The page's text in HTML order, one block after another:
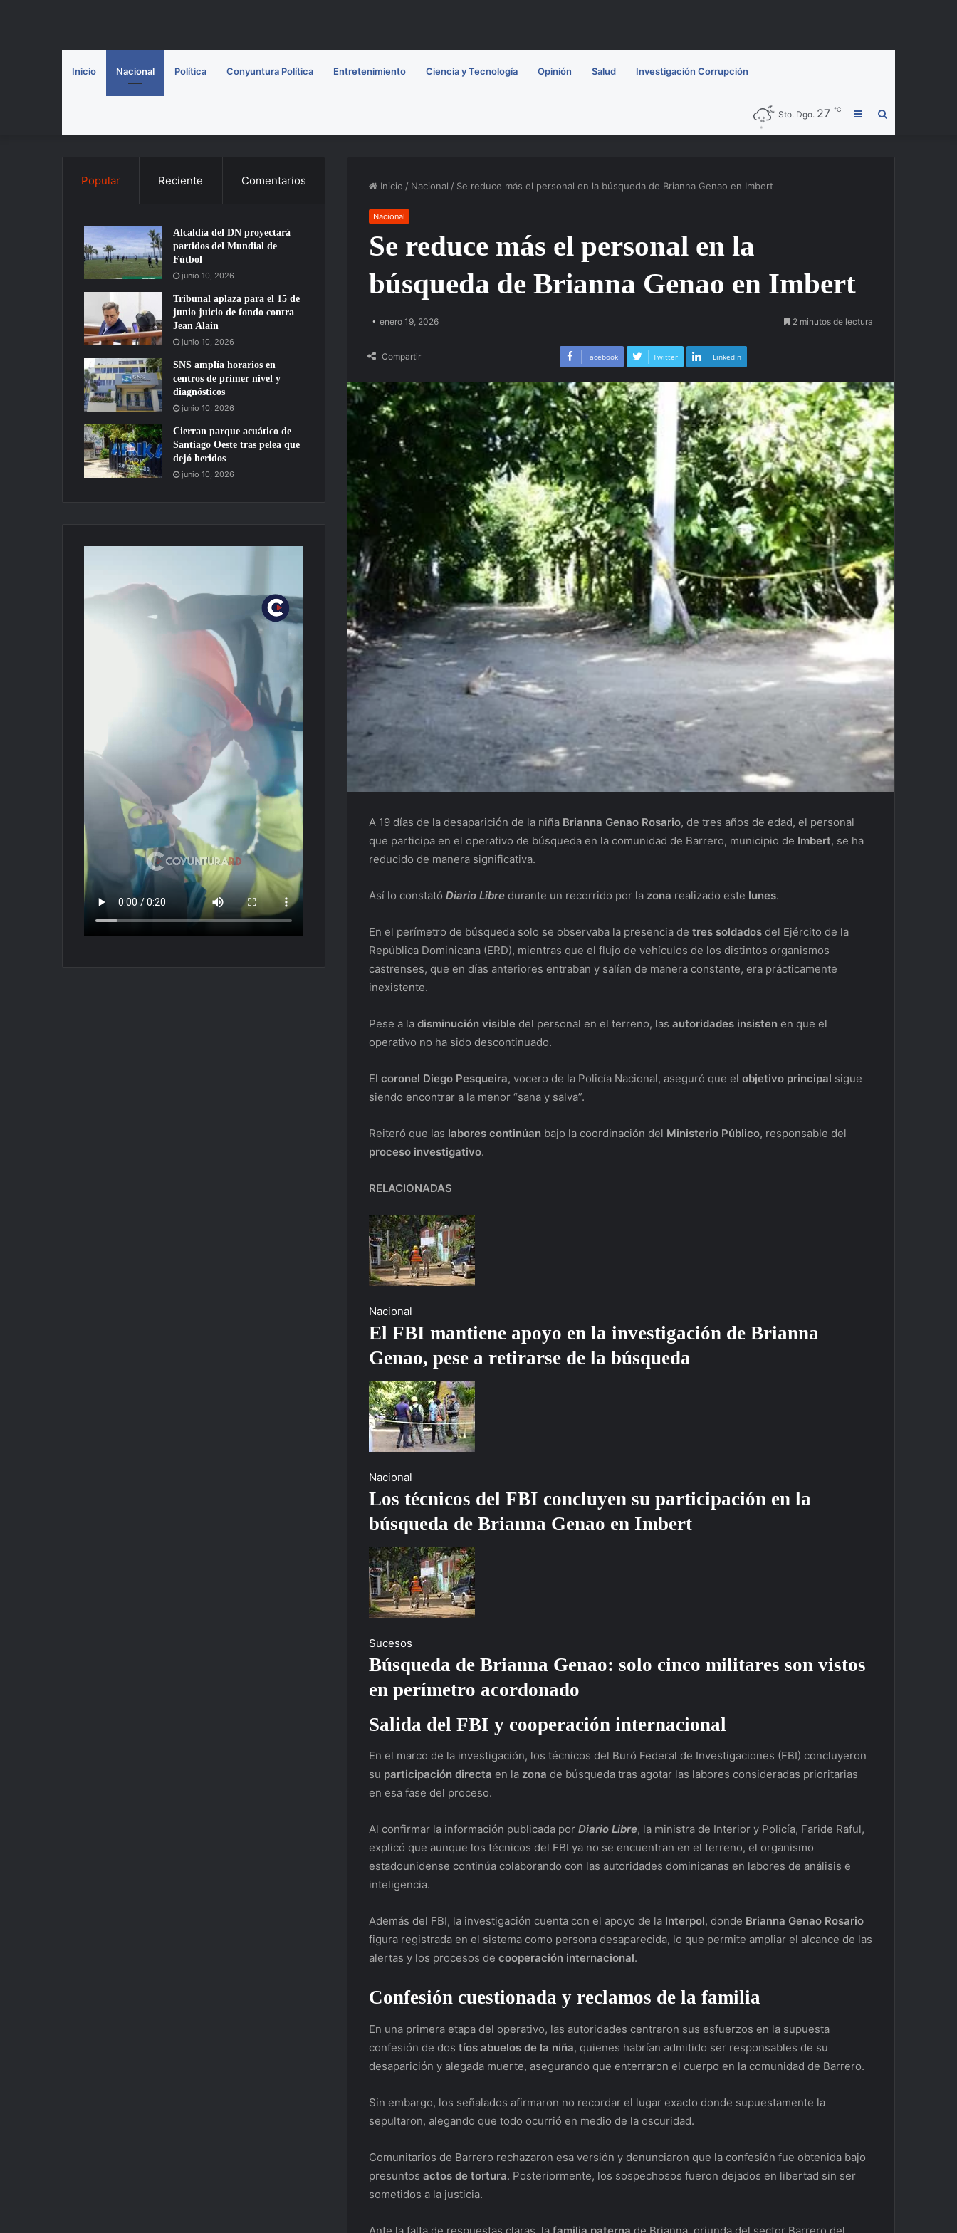
Inicio Nacional Política Conyuntura Política Entretenimiento Ciencia y Tecnología Opinión Salud Investigación Corrupción
Barra
Sto. Dgo. 27 ℃
Inicio / Nacional / Se reduce más el personal en la búsqueda de Brianna Genao en Imbert
Nacional
Se reduce más el personal en la
búsqueda de Brianna Genao en Imbert
enero 19, 2026 2 minutos de lectura
Compartir Facebook Twitter LinkedIn
A 19 días de la desaparición de la niña Brianna Genao Rosario, de tres años de edad, el personal
que participa en el operativo de búsqueda en la comunidad de Barrero, municipio de Imbert, se ha
reducido de manera significativa.
Así lo constató Diario Libre durante un recorrido por la zona realizado este lunes.
En el perímetro de búsqueda solo se observaba la presencia de tres soldados del Ejército de la
República Dominicana (ERD), mientras que el flujo de vehículos de los distintos organismos
castrenses, que en días anteriores entraban y salían de manera constante, era prácticamente
inexistente.
Pese a la disminución visible del personal en el terreno, las autoridades insisten en que el
operativo no ha sido descontinuado.
El coronel Diego Pesqueira, vocero de la Policía Nacional, aseguró que el objetivo principal sigue
siendo encontrar a la menor “sana y salva”.
Reiteró que las labores continúan bajo la coordinación del Ministerio Público, responsable del
proceso investigativo.
RELACIONADAS
Nacional
El FBI mantiene apoyo en la investigación de Brianna
Genao, pese a retirarse de la búsqueda
Nacional
Los técnicos del FBI concluyen su participación en la
búsqueda de Brianna Genao en Imbert
Sucesos
Búsqueda de Brianna Genao: solo cinco militares son vistos
en perímetro acordonado
Salida del FBI y cooperación internacional
En el marco de la investigación, los técnicos del Buró Federal de Investigaciones (FBI) concluyeron
su participación directa en la zona de búsqueda tras agotar las labores consideradas prioritarias
en esa fase del proceso.
Al confirmar la información publicada por Diario Libre, la ministra de Interior y Policía, Faride Raful,
explicó que aunque los técnicos del FBI ya no se encuentran en el terreno, el organismo
estadounidense continúa colaborando con las autoridades dominicanas en labores de análisis e
inteligencia.
Además del FBI, la investigación cuenta con el apoyo de la Interpol, donde Brianna Genao Rosario
figura registrada en el sistema como persona desaparecida, lo que permite ampliar el alcance de las
alertas y los procesos de cooperación internacional.
Confesión cuestionada y reclamos de la familia
En una primera etapa del operativo, las autoridades centraron sus esfuerzos en la supuesta
confesión de dos tíos abuelos de la niña, quienes habrían admitido ser responsables de su
desaparición y alegada muerte, asegurando que enterraron el cuerpo en la comunidad de Barrero.
Sin embargo, los señalados afirmaron no recordar el lugar exacto donde supuestamente la
sepultaron, alegando que todo ocurrió en medio de la oscuridad.
Comunitarios de Barrero rechazaron esa versión y denunciaron que la confesión fue obtenida bajo
presuntos actos de tortura. Posteriormente, los sospechosos fueron dejados en libertad sin ser
sometidos a la justicia.
Popular Reciente Comentarios
Alcaldía del DN proyectará
partidos del Mundial de
Fútbol
junio 10, 2026
Tribunal aplaza para el 15 de
junio juicio de fondo contra
Jean Alain
junio 10, 2026
SNS amplía horarios en
centros de primer nivel y
diagnósticos
junio 10, 2026
Cierran parque acuático de
Santiago Oeste tras pelea que
dejó heridos
junio 10, 2026